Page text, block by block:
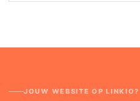
JOUW WEBSITE OP LINKIO?